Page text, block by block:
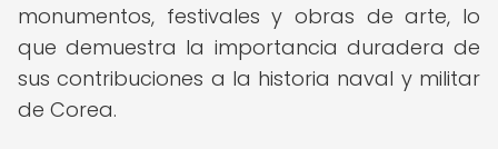
monumentos, festivales y obras de arte, lo
que demuestra la importancia duradera de
sus contribuciones a la historia naval y militar
de Corea.